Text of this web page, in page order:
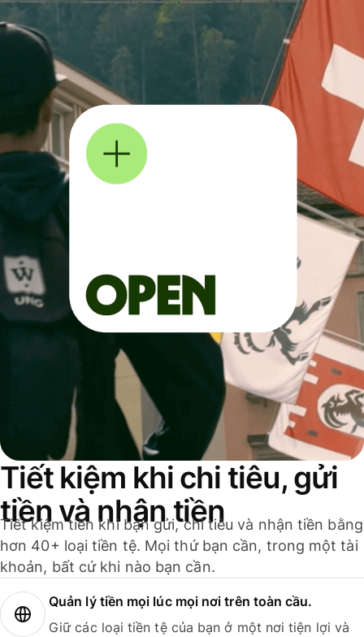
Tiết kiệm khi chi tiêu, gửi
tiền và nhận tiền
Tiết kiệm tiền khi bạn gửi, chi tiêu và nhận tiền bằng
hơn 40+ loại tiền tệ. Mọi thứ bạn cần, trong một tài
khoản, bất cứ khi nào bạn cần.
Quản lý tiền mọi lúc mọi nơi trên toàn cầu.
Giữ các loại tiền tệ của bạn ở một nơi tiện lợi và